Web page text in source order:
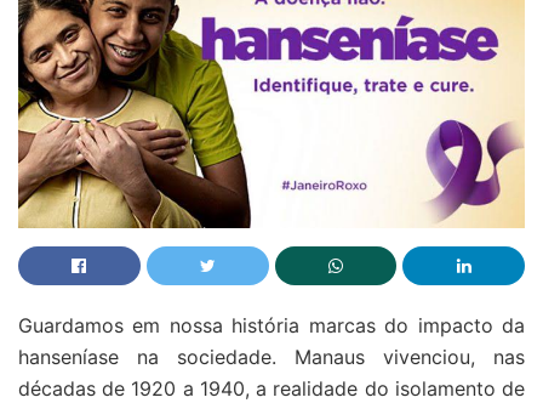
Guardamos em nossa história marcas do impacto da
hanseníase na sociedade. Manaus vivenciou, nas
décadas de 1920 a 1940, a realidade do isolamento de